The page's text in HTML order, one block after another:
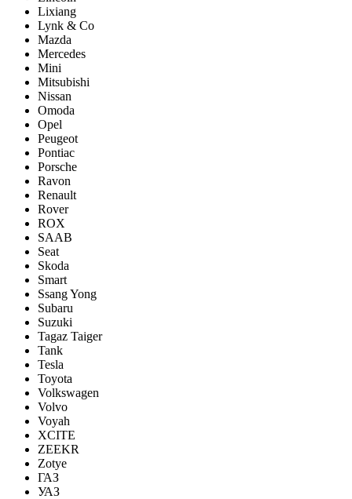
Lixiang
Lynk & Co
Mazda
Mercedes
Mini
Mitsubishi
Nissan
Omoda
Opel
Peugeot
Pontiac
Porsсhe
Ravon
Renault
Rover
ROX
SAAB
Seat
Skoda
Smart
Ssang Yong
Subaru
Suzuki
Tagaz Taiger
Tank
Tesla
Toyota
Volkswagen
Volvo
Voyah
XCITE
ZEEKR
Zotye
ГАЗ
УАЗ